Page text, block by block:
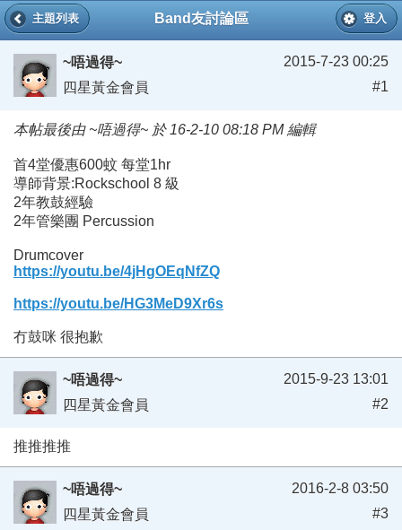
Band友討論區
主題列表 登入
~唔過得~
四星黃金會員
2015-7-23 00:25
#1
本帖最後由 ~唔過得~ 於 16-2-10 08:18 PM 編輯
首4堂優惠600蚊 每堂1hr
導師背景:Rockschool 8 級
2年教鼓經驗
2年管樂團 Percussion
Drumcover
https://youtu.be/4jHgOEqNfZQ
https://youtu.be/HG3MeD9Xr6s
冇鼓咪 很抱歉
~唔過得~
四星黃金會員
2015-9-23 13:01
#2
推推推推
~唔過得~
四星黃金會員
2016-2-8 03:50
#3